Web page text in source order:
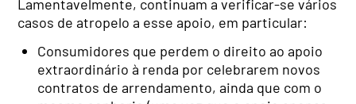
Lamentavelmente, continuam a verificar-se vários
casos de atropelo a esse apoio, em particular:
Consumidores que perdem o direito ao apoio
extraordinário à renda por celebrarem novos
contratos de arrendamento, ainda que com o